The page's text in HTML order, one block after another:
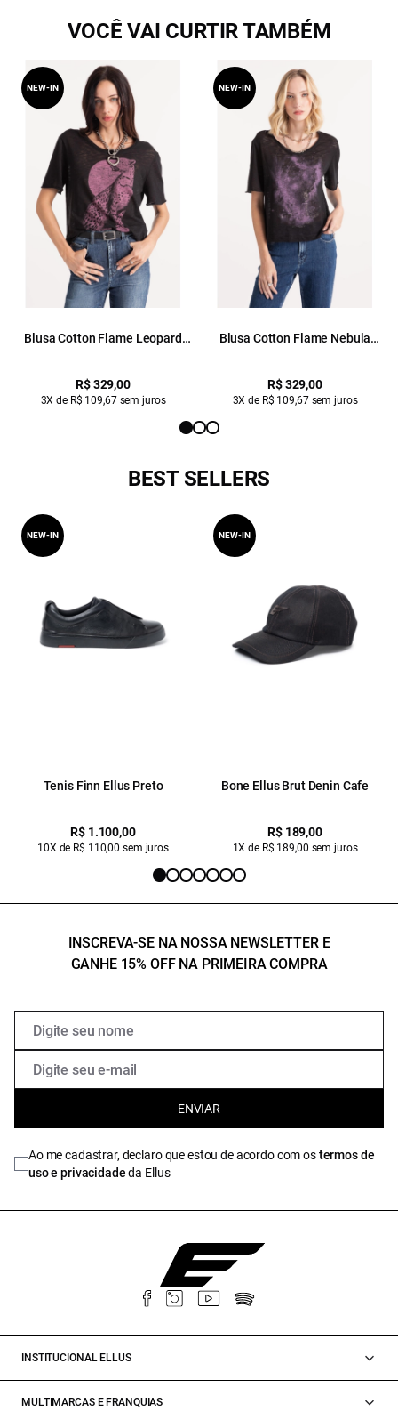
VOCÊ VAI CURTIR TAMBÉM
Blusa Cotton Flame Leopard
R$ 329,00
3X de R$ 109,67 sem juros
NEW-IN
Blusa Cotton Flame Nebula
R$ 329,00
3X de R$ 109,67 sem juros
NEW-IN
BEST SELLERS
Tenis Finn Ellus Preto
R$ 1.100,00
10X de R$ 110,00 sem juros
NEW-IN
Bone Ellus Brut Denin Cafe
R$ 189,00
1X de R$ 189,00 sem juros
NEW-IN
INSCREVA-SE NA NOSSA NEWSLETTER E
GANHE 15% OFF NA PRIMEIRA COMPRA
ENVIAR
Ao me cadastrar, declaro que estou de acordo com ostermos de
uso e privacidadeda Ellus
INSTITUCIONAL ELLUS
MULTIMARCAS E FRANQUIAS